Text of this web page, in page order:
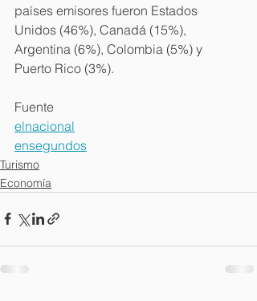
países emisores fueron Estados
Unidos (46%), Canadá (15%),
Argentina (6%), Colombia (5%) y
Puerto Rico (3%).
Fuente
elnacional
ensegundos
Turismo
Economía